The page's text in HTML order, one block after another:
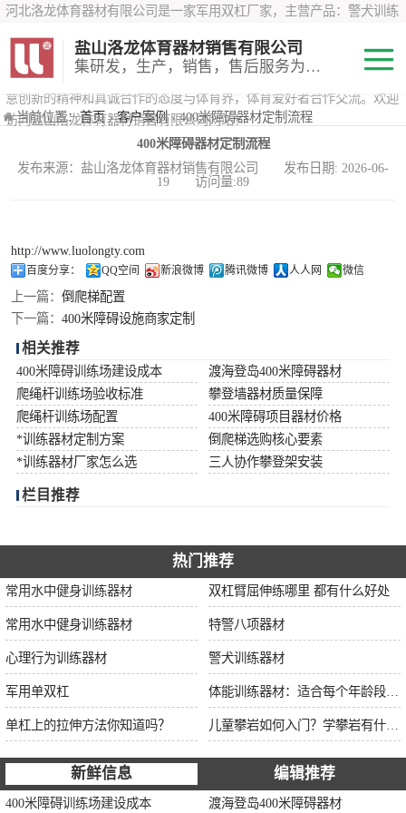
河北洛龙体育器材有限公司是一家军用双杠厂家，主营产品：警犬训练
*训练器材、400米障碍器材、军用单杠、军用双杠、军犬训练器材等训
练器材，咨询攀岩墙价格？在线咨询客服，公司以顾客至上的原则，锐
意创新的精神和真诚合作的态度与体育界，体育爱好者合作交流。欢迎
访问盐山洛龙体育器材销售有限公司网站！
盐山洛龙体育器材销售有限公司
集研发，生产，销售，售后服务为一体
当前位置：首页›客户案例› 400米障碍器材定制流程
400米障碍器材定制流程
发布来源：盐山洛龙体育器材销售有限公司 发布日期: 2026-06-
19 访问量:89
http://www.luolongty.com
百度分享： QQ空间 新浪微博 腾讯微博 人人网 微信
上一篇： 倒爬梯配置
下一篇： 400米障碍设施商家定制
相关推荐
400米障碍训练场建设成本
渡海登岛400米障碍器材
爬绳杆训练场验收标准
攀登墙器材质量保障
爬绳杆训练场配置
400米障碍项目器材价格
*训练器材定制方案
倒爬梯选购核心要素
*训练器材厂家怎么选
三人协作攀登架安装
栏目推荐
热门推荐
常用水中健身训练器材 双杠臂屈伸练哪里 都有什么好处
常用水中健身训练器材 特警八项器材
心理行为训练器材 警犬训练器材
军用单双杠
单杠上的拉伸方法你知道吗？
新鲜信息 编辑推荐
400米障碍训练场建设成本 渡海登岛400米障碍器材
200米障碍器材
心理行为训练器
警犬训练器材
军用单双杠
400米障碍器材